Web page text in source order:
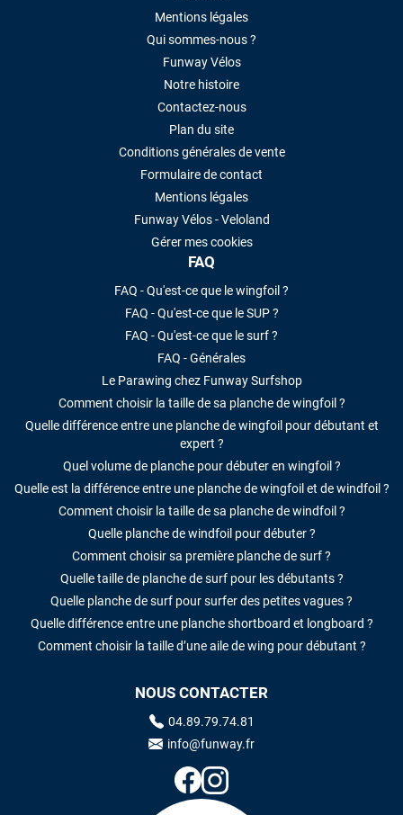
Mentions légales
Qui sommes-nous ?
Funway Vélos
Notre histoire
Contactez-nous
Plan du site
Conditions générales de vente
Formulaire de contact
Mentions légales
Funway Vélos - Veloland
Gérer mes cookies
FAQ
FAQ - Qu'est-ce que le wingfoil ?
FAQ - Qu'est-ce que le SUP ?
FAQ - Qu'est-ce que le surf ?
FAQ - Générales
Le Parawing chez Funway Surfshop
Comment choisir la taille de sa planche de wingfoil ?
Quelle différence entre une planche de wingfoil pour débutant et
expert ?
Quel volume de planche pour débuter en wingfoil ?
Quelle est la différence entre une planche de wingfoil et de windfoil ?
Comment choisir la taille de sa planche de windfoil ?
Quelle planche de windfoil pour débuter ?
Comment choisir sa première planche de surf ?
Quelle taille de planche de surf pour les débutants ?
Quelle planche de surf pour surfer des petites vagues ?
Quelle différence entre une planche shortboard et longboard ?
Comment choisir la taille d’une aile de wing pour débutant ?
NOUS CONTACTER
04.89.79.74.81
info@funway.fr